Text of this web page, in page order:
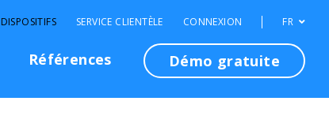
Références Démo gratuite
DISPOSITIFS SERVICE CLIENTÈLE CONNEXION FR